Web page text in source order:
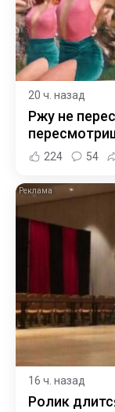
20 ч. назад
Ржу не
224 54
16 ч. назад
Ролик